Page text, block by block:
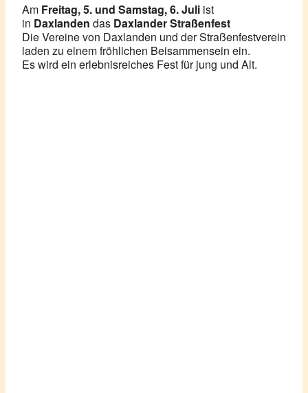
Am Freitag,5. und Samstag, 6. Juli ist
in Daxlanden das Daxlander Straßenfest
Die Vereine von Daxlanden und der Straßenfestverein
laden zu einem fröhlichen Beisammensein ein.
Es wird ein erlebnisreiches Fest für jung und Alt.